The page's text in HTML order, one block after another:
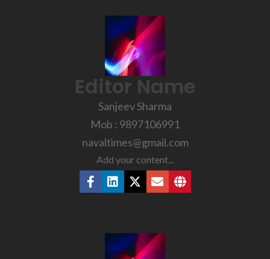
Editor Name
Sanjeev Sharma
Mob : 9897106991
navaltimes@gmail.com
Add your content...